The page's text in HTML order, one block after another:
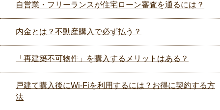
自営業・フリーランスが住宅ローン審査を通るには？
内金とは？不動産購入で必ず払う？
「再建築不可物件」を購入するメリットはある？
戸建て購入後にWi-Fiを利用するには？お得に契約する方
法